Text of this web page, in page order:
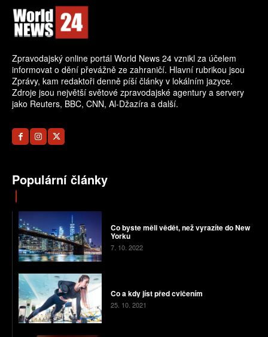
Zpravodajský online portál World News 24 vznikl za účelem
informovat o dění převážně ze zahraničí. Hlavní rubrikou jsou
Zprávy, kam redaktoři denně píší články v lokálním jazyce.
Zdroje jsou největší světové zpravodajské agentury a servery
jako Reuters, BBC, CNN, Al-Džazíra a další.
Populární články
Co byste měli vědět, než vyrazíte do New
Yorku
7. 10. 2022
Co a kdy jíst před cvičením
25. 10. 2021